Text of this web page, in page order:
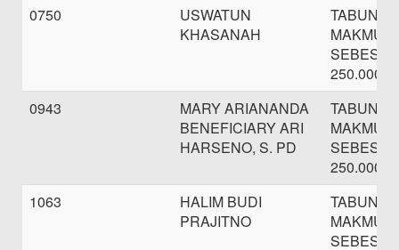
0750
USWATUN
KHASANAH
MAKMUR
250.000,-
0943
MARY ARIANANDA
BENEFICIARY ARI
HARSENO, S. PD
MAKMUR
250.000,-
1063
HALIM BUDI
PRAJITNO
MAKMUR